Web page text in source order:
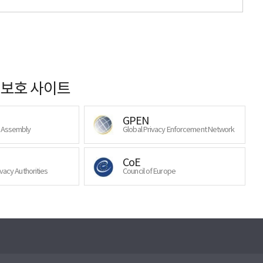
호 사이트
GPEN
Global Privacy Enforcement Network
Authorities
CoE
Council of Europe